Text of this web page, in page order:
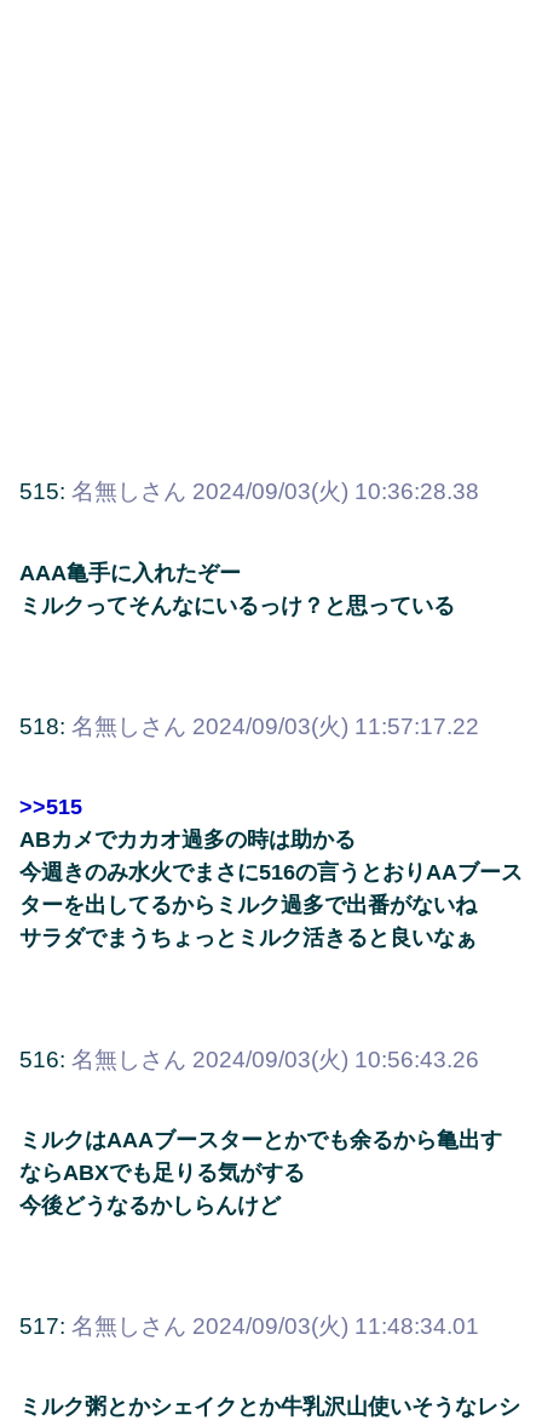
515: 名無しさん 2024/09/03(火) 10:36:28.38
AAA亀手に入れたぞー
ミルクってそんなにいるっけ？と思っている
518: 名無しさん 2024/09/03(火) 11:57:17.22
>>515
ABカメでカカオ過多の時は助かる
今週きのみ水火でまさに516の言うとおりAAブース
ターを出してるからミルク過多で出番がないね
サラダでまうちょっとミルク活きると良いなぁ
516: 名無しさん 2024/09/03(火) 10:56:43.26
ミルクはAAAブースターとかでも余るから亀出す
ならABXでも足りる気がする
今後どうなるかしらんけど
517: 名無しさん 2024/09/03(火) 11:48:34.01
ミルク粥とかシェイクとか牛乳沢山使いそうなレシ